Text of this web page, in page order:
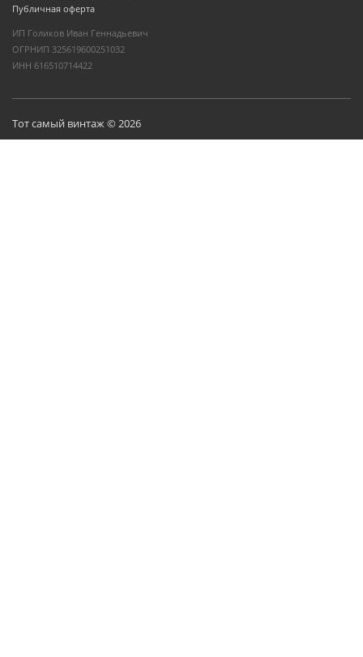
Публичная оферта
ИП Голиков Иван Геннадьевич
ОГРНИП 325619600251032
ИНН 616510714422
Тот самый винтаж © 2026